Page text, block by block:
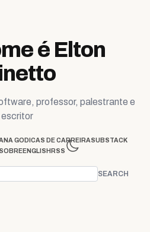
é Elton
professor, palestrante e
escritor
GO DICAS DE CARREIRASUBSTACK
SOBREENGLISH RSS
SEARCH